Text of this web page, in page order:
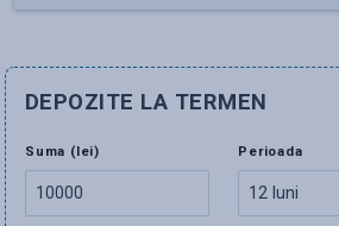
DEPOZITE LA TERMEN
Suma (lei) Perioada